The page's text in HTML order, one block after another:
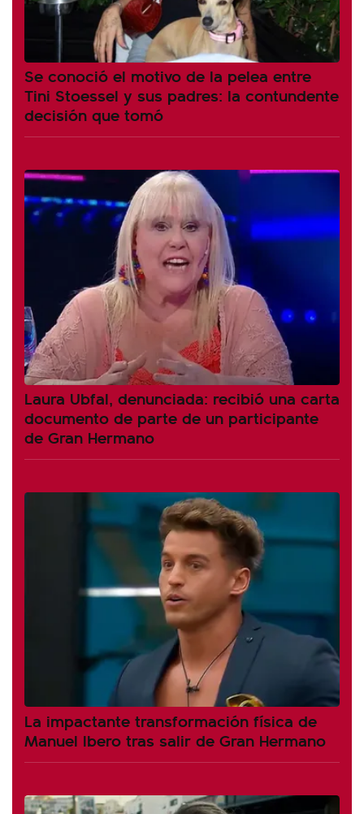
Se conoció el motivo de la pelea entre
Tini Stoessel y sus padres: la contundente
decisión que tomó
Laura Ubfal, denunciada: recibió una carta
documento de parte de un participante
de Gran Hermano
La impactante transformación física de
Manuel Ibero tras salir de Gran Hermano